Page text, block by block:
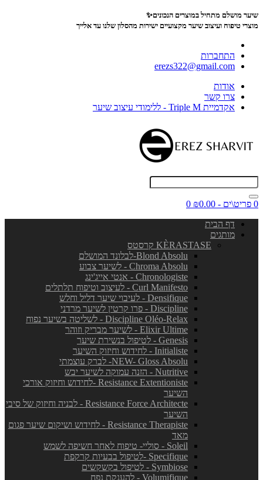
שיער מושלם מתחיל במוצרים הנכונים✨
מוצרי טיפוח ועיצוב שיער מקצועיים ישירות מהסלון שלנו עד אלייך
התחברות
erezs322@gmail.com
אודות
צרו קשר
אקדמיית Triple M - ללימודי עיצוב שיער
0 פריט\ים - ₪0.00
0
דף הבית
מותגים
KÈRASTASE קרסטס
Blond Absolu-לבלונד המושלם
Chroma Absolu - לשיער צבוע
Chronologiste - אנטי אייג'ינג
Curl Manifesto - לעיצוב וטיפוח תלתלים
Densifique - לעיבוי שיער דליל וחלש
Discipline - פרו קרטין לשיער מרדני
Discipline Oléo-Relax - לשליטה בשיער נפוח
Elixir Ultime - לשיער מבריק וזוהר
Genesis - לטיפול בנשירת שיער
Initialiste - לחידוש וחיזוק השיער
NEW- Gloss Absolu- לברק עוצמתי
Nutritive - הזנה עמוקה לשיער יבש
Resistance Extentioniste -לחידוש וחיזוק אורכי
השיער
Resistance Force Architecte - לבניה וחיזוק של סיבי
השיער
Resistance Therapiste - לחידוש ושיקום שיער פגום
מאד
Soleil - סוליי- טיפוח לאחר חשיפה לשמש
Specifique -לטיפול בבעיות קרקפת
Symbiose - לטיפול בקשקשים
Volumifique - להענקת נפח